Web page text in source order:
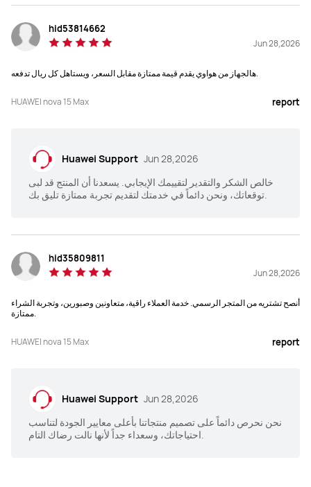
hid53814662
Jun 28,2026
هالجهاز من هواوي يقدم قيمة ممتازة مقابل السعر، ويستاهل كل ريال تدفعه.
HUAWEI nova 15 Max report
Huawei Support Jun 28,2026
خالص الشكر والتقدير لتقييمك الإيجابي. يسعدنا أن المنتج قد لبى
توقعاتك، ونحن دائماً في خدمتك لتقديم تجربة ممتازة تليق بك.
hid35809811
Jun 28,2026
أنصح تشتريه من المتجر الرسمي. خدمة العملاء راقية، متعاونين وصبورين، وتجربة الشراء
ممتازة.
HUAWEI nova 15 Max report
Huawei Support Jun 28,2026
نحن نحرص دائماً على تصميم منتجاتنا بأعلى معايير الجودة لتناسب
احتياجاتك، وسعداء جداً لأنها نالت رضاك التام.